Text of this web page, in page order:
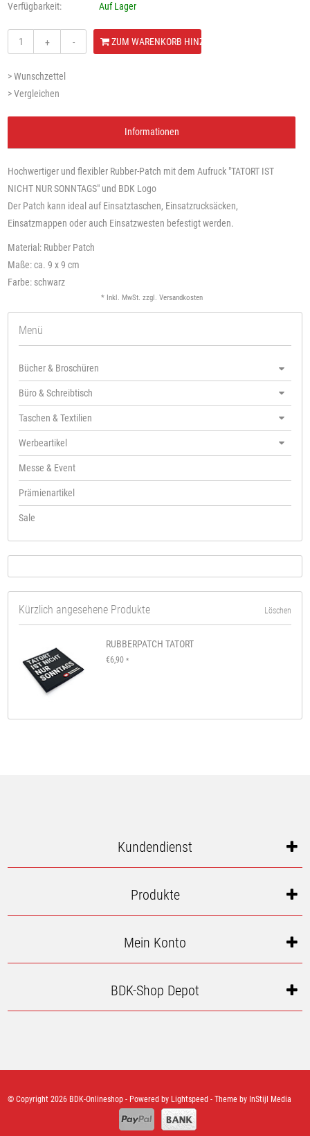
Verfügbarkeit:
Auf Lager
+ - ZUM WARENKORB HINZUFÜGEN
> Wunschzettel
> Vergleichen
Informationen
Hochwertiger und flexibler Rubber-Patch mit dem Aufruck "TATORT IST
NICHT NUR SONNTAGS" und BDK Logo
Der Patch kann ideal auf Einsatztaschen, Einsatzrucksäcken,
Einsatzmappen oder auch Einsatzwesten befestigt werden.
Material: Rubber Patch
Maße: ca. 9 x 9 cm
Farbe: schwarz
* Inkl. MwSt. zzgl. Versandkosten
Menü
Bücher & Broschüren
Büro & Schreibtisch
Taschen & Textilien
Werbeartikel
Messe & Event
Prämienartikel
Sale
Kürzlich angesehene Produkte Löschen
RUBBERPATCH TATORT
€6,90*
Kundendienst
Produkte
Mein Konto
BDK-Shop Depot
© Copyright 2026 BDK-Onlineshop - Powered by Lightspeed - Theme by InStijl Media